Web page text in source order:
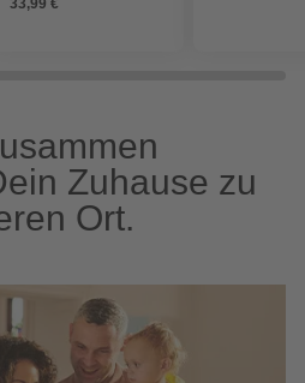
Zuhause zu
Ort.